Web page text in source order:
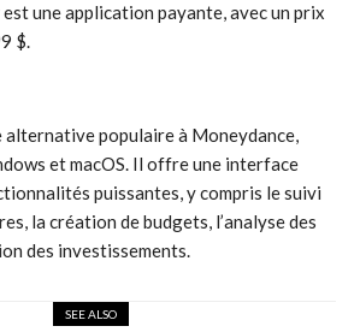
une application payante, avec un prix
$.
alternative populaire à Moneydance,
et macOS. Il offre une interface
puissantes, y compris le suivi
la création de budgets, l’analyse des
des investissements.
SEE ALSO